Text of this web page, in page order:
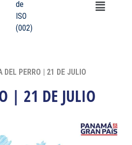
DEL PERRO | 21 DE JULIO
| 21 DE JULIO